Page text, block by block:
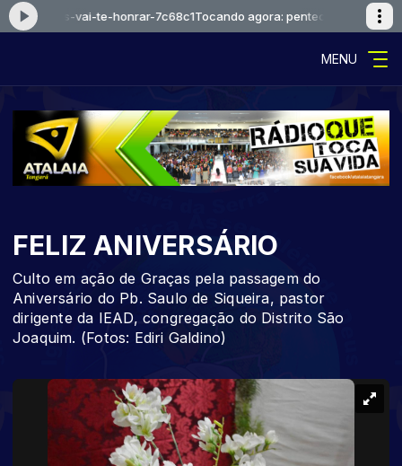
deus-vai-te-honrar-7c68c1Tocando agora: pentecostal-deus-vai-
MENU
FELIZ ANIVERSÁRIO
Culto em ação de Graças pela passagem do
Aniversário do Pb. Saulo de Siqueira, pastor
dirigente da IEAD, congregação do Distrito São
Joaquim. (Fotos: Ediri Galdino)